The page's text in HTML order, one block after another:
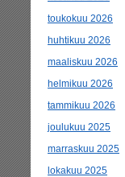
toukokuu 2026
huhtikuu 2026
maaliskuu 2026
helmikuu 2026
tammikuu 2026
joulukuu 2025
marraskuu 2025
lokakuu 2025